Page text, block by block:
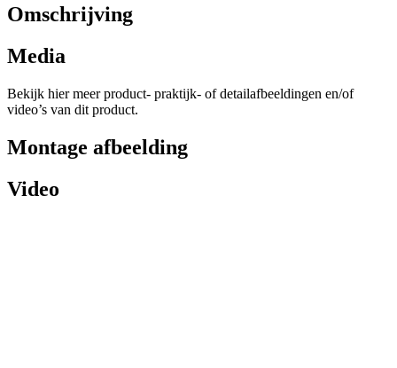
Omschrijving
Media
Bekijk hier meer product- praktijk- of detailafbeeldingen en/of
video’s van dit product.
Montage afbeelding
Video